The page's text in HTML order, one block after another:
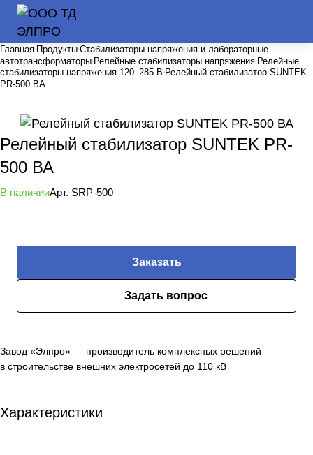
Главная Продукты Стабилизаторы напряжения и лабораторные
автотрансформаторы Релейные стабилизаторы напряжения Релейные
стабилизаторы напряжения 120–285 В Релейный стабилизатор SUNTEK
PR-500 ВА
Релейный стабилизатор SUNTEK PR-
500 ВА
В наличииАрт. SRP-500
Заказать
Задать вопрос
Завод «Элпро» — производитель комплексных решений
в строительстве внешних электросетей до 110 кВ
Характеристики